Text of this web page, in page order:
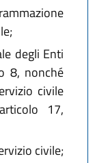
degli Enti
8, nonché
civile
17,
civile;